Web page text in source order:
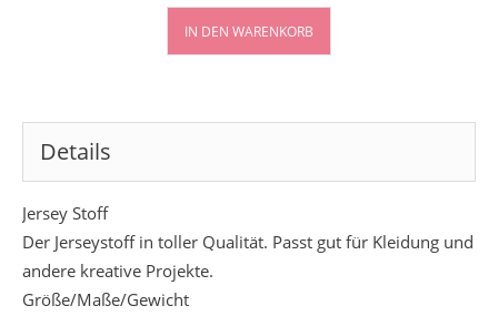
IN DEN WARENKORB
Details
Jersey Stoff
Der Jerseystoff in toller Qualität. Passt gut für Kleidung und
andere kreative Projekte.
Größe/Maße/Gewicht